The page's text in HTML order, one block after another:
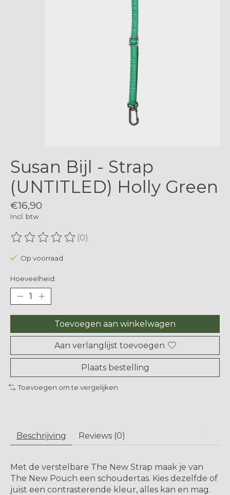
Susan Bijl - Strap
(UNTITLED) Holly Green
€16,90
Incl. btw
De beoordeling van dit product is
(0)
Op voorraad
Hoeveelheid:
Toevoegen aan winkelwagen
Aan verlanglijst toevoegen
Plaats bestelling
Toevoegen om te vergelijken
Beschrijving Reviews (0)
Met de verstelbare The New Strap maak je van
The New Pouch een schoudertas. Kies dezelfde of
juist een contrasterende kleur, alles kan en mag.